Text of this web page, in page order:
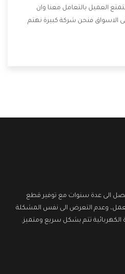
العميل بالتعامل معنا وان
الاسواق فنحن شركة كبيرة نهتم
الصيانة التى تكون من أهم
تصل الى عدة سنوات مع توفير قطع
وعدم التعرض الى نفس المشكلة
الكهربائية تتم بشكل سريع ومتميز.